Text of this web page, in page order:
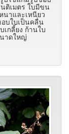
ติเมตร ใบมีขน
นาและเหนียว
บใบเป็นคลื่น
เกลี้ยง ก้านใบ
าดใหญ่